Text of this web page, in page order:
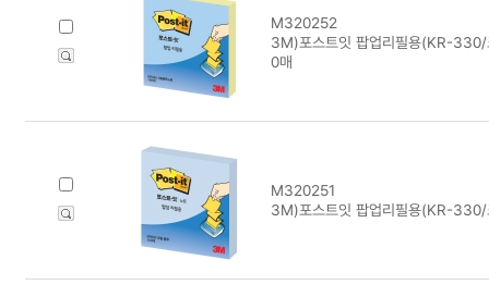
M320252
3M)포스트잇 팝업리필용(KR-
0매
M320251
3M)포스트잇 팝업리필용(KR-330/